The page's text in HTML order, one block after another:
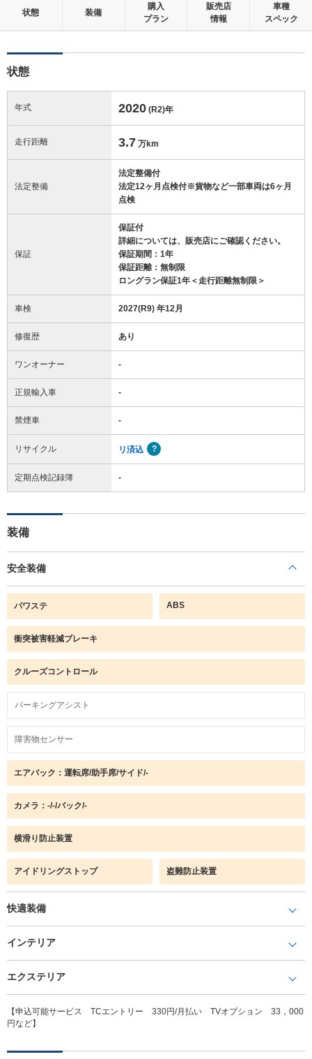
状態 装備
購入
プラン
販売店
情報
車種
スペック
状態
年式 2020 (R2)年
走行距離 3.7 万km
法定整備
法定整備付
法定12ヶ月点検付※貨物など一部車両は6ヶ月
点検
保証
保証付
詳細については、販売店にご確認ください。
保証期間：1年
保証距離：無制限
ロングラン保証1年＜走行距離無制限＞
車検 2027(R9) 年12月
修復歴 あり
ワンオーナー -
正規輸入車 -
禁煙車 -
リサイクル リ済込
定期点検記録簿 -
装備
安全装備
パワステ ABS
衝突被害軽減ブレーキ
クルーズコントロール
パーキングアシスト
障害物センサー
エアバック：運転席/助手席/サイド/-
カメラ：-/-/バック/-
横滑り防止装置
アイドリングストップ 盗難防止装置
快適装備
インテリア
エクステリア
【申込可能サービス TCエントリー 330円/月払い TVオプション 33，000
円など】